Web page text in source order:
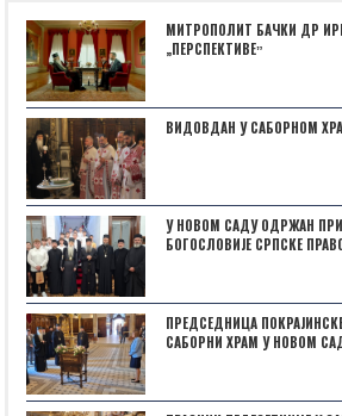
МИТРОПОЛИТ БАЧКИ ДР
„ПЕРСПЕКТИВЕˮ
ВИДОВДАН У САБОРНОМ
У НОВОМ САДУ ОДРЖАН
БОГОСЛОВИЈЕ СРПСКЕ
ПРЕДСЕДНИЦА
САБОРНИ ХРАМ У НОВОМ